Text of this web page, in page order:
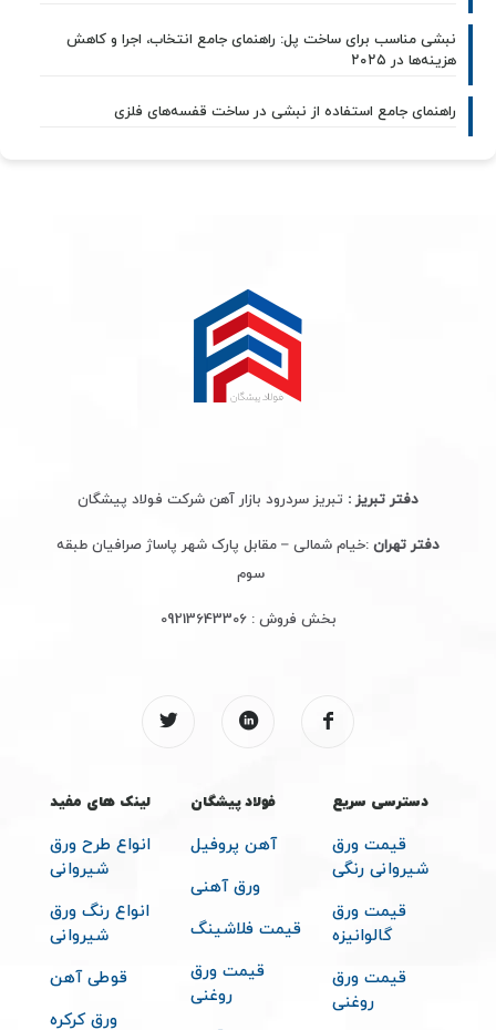
نبشی مناسب برای ساخت پل: راهنمای جامع انتخاب، اجرا و کاهش
هزینه‌ها در ۲۰۲۵
راهنمای جامع استفاده از نبشی در ساخت قفسه‌های فلزی
دفتر تبریز : تبریز سردرود بازار آهن شرکت فولاد پیشگان
دفتر تهران :خیام شمالی – مقابل پارک شهر پاساژ صرافیان طبقه
سوم
بخش فروش :09213643306
دسترسی سریع
قیمت ورق
شیروانی رنگی
قیمت ورق
گالوانیزه
قیمت ورق
روغنی
فولاد پیشگان
آهن پروفیل
ورق آهنی
قیمت فلاشینگ
قیمت ورق
روغنی
لینک های مفید
انواع طرح ورق
شیروانی
انواع رنگ ورق
شیروانی
قوطی آهن
ورق کرکره